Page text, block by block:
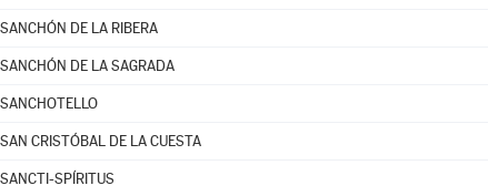
SANCHÓN DE LA RIBERA
SANCHÓN DE LA SAGRADA
SANCHOTELLO
SAN CRISTÓBAL DE LA CUESTA
SANCTI-SPÍRITUS